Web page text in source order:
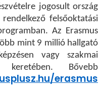
jogosult ország
felsőoktatási
Az Erasmus
mint 9 millió hallgató
vagy szakmai
Bővebb
erasmus